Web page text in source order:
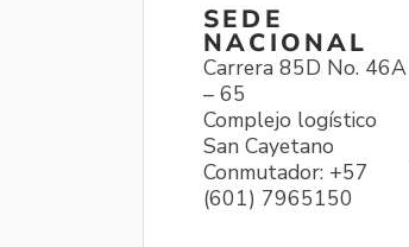
SEDE
NACIONAL
Carrera 85D No. 46A
– 65
Complejo logístico
San Cayetano
Conmutador: +57
(601) 7965150